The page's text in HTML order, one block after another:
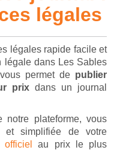
légales
légales rapide facile et
légale dans Les Sables
vous permet de publier
prixdans un journal
notre plateforme, vous
et simplifiée de votre
au prix le plus